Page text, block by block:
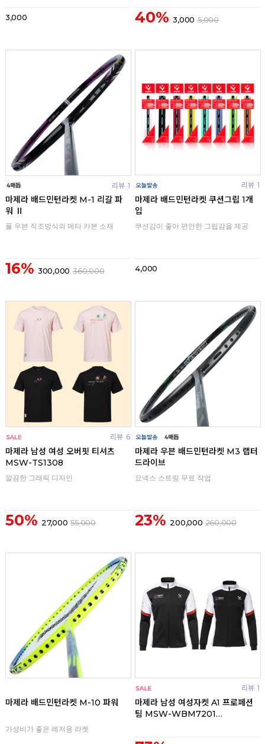
3,000 40% 3,000 5,000
리뷰 1
마제라 배드민턴라켓 M-1 리갈 파
워 Ⅱ
풀 우븐 직조방식의 메타 카본 소재
16% 300,000 360,000
리뷰 1
마제라 배드민턴라켓 쿠션그립 1개
입
쿠션감이 좋아 편안한 그립감을 제공
4,000
리뷰 6
마제라 남성 여성 오버핏 티셔츠
MSW-TS1308
깔끔한 그래픽 디자인
50% 27,000 55,000
마제라 우븐 배드민턴라켓 M3 랩터
드라이브
요넥스 스트링 무료 작업
23% 200,000 260,000
마제라 배드민턴라켓 M-10 파워
가성비가 좋은 레저용 라켓
리뷰 1
마제라 남성 여성자켓 A1 프로페션
팀 MSW-WBM7201